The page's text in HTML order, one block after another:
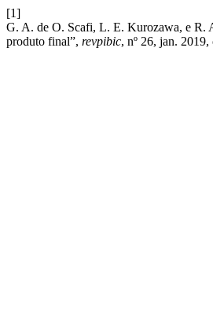
[1]
G. A. de O. Scafi, L. E. Kurozawa, e R.
produto final”, revpibic, nº 26, jan. 2019,